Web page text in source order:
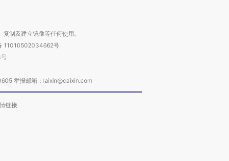
制及建立镜像等任何使用。
11010502034662号
举报邮箱：laixin@caixin.com
链接